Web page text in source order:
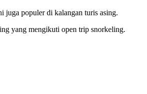
juga populer di kalangan turis asing.
yang mengikuti open trip snorkeling.